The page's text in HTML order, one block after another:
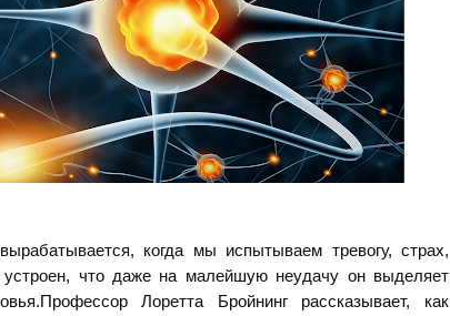
когда мы испытываем тревогу, страх,
что даже на малейшую неудачу он выделяет
Лоретта Бройнинг рассказывает, как